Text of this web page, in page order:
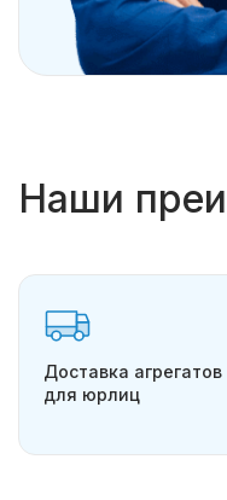
Наши
Доставка агрегатов
для юрлиц